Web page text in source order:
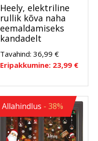
Heely, elektriline
rullik kõva naha
eemaldamiseks
kandadelt
Tavahind: 36,99 €
Eripakkumine: 23,99 €
Allahindlus - 38%